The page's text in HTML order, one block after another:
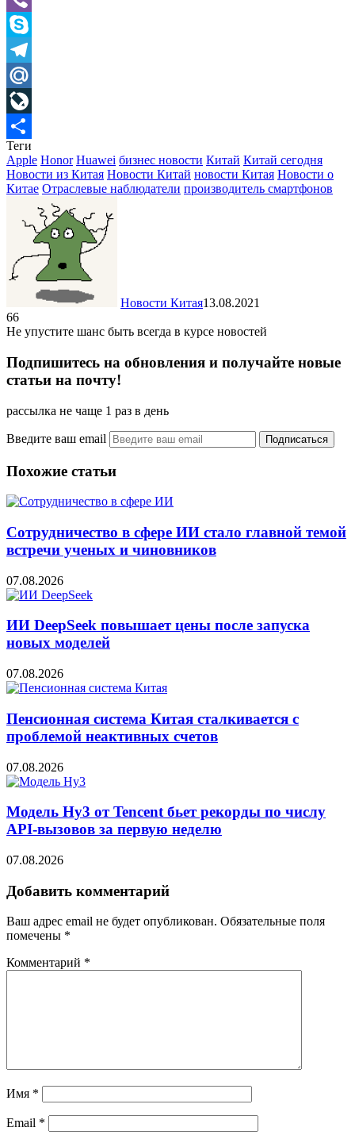
Viber
Skype
Telegram
Mail.Ru
LiveJournal
Отправить
Теги
Apple Honor Huawei бизнес новости Китай Китай сегодня
Новости из Китая Новости Китай новости Китая Новости о
Китае Отраслевые наблюдатели производитель смартфонов
Новости Китая13.08.2021
66
Не упустите шанс быть всегда в курсе новостей
Подпишитесь на обновления и получайте новые
статьи на почту!
рассылка не чаще 1 раз в день
Введите ваш email
Похожие статьи
Сотрудничество в сфере ИИ стало главной темой
встречи ученых и чиновников
07.08.2026
ИИ DeepSeek повышает цены после запуска
новых моделей
07.08.2026
Пенсионная система Китая сталкивается с
проблемой неактивных счетов
07.08.2026
Модель Hy3 от Tencent бьет рекорды по числу
API-вызовов за первую неделю
07.08.2026
Добавить комментарий
Ваш адрес email не будет опубликован. Обязательные поля
помечены *
Комментарий *
Имя *
Email *